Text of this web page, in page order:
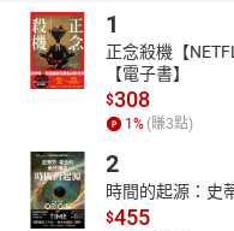
1
正念殺機【
【電子書】
$308
1% (賺3點)
2
時間的起源：史
$455